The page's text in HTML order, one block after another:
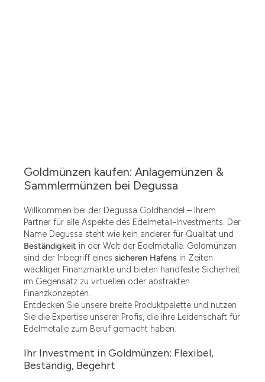
Goldmünzen kaufen: Anlagemünzen &
Sammlermünzen bei Degussa
Willkommen bei der Degussa Goldhandel – Ihrem
Partner für alle Aspekte des Edelmetall-Investments. Der
Name Degussa steht wie kein anderer für Qualität und
Beständigkeit in der Welt der Edelmetalle. Goldmünzen
sind der Inbegriff eines sicheren Hafens in Zeiten
wackliger Finanzmärkte und bieten handfeste Sicherheit
im Gegensatz zu virtuellen oder abstrakten
Finanzkonzepten.
Entdecken Sie unsere breite Produktpalette und nutzen
Sie die Expertise unserer Profis, die ihre Leidenschaft für
Edelmetalle zum Beruf gemacht haben.
Ihr Investment in Goldmünzen: Flexibel,
Beständig, Begehrt